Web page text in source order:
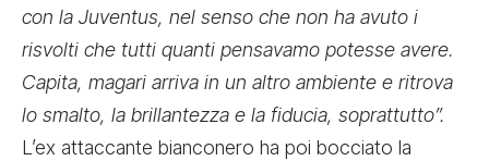
con la Juventus, nel senso che non ha avuto i
risvolti che tutti quanti pensavamo potesse avere.
Capita, magari arriva in un altro ambiente e ritrova
lo smalto, la brillantezza e la fiducia, soprattutto”.
L’ex attaccante bianconero ha poi bocciato la